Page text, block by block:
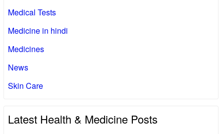
Medical Tests
Medicine in hindi
Medicines
News
Skin Care
Latest Health & Medicine Posts